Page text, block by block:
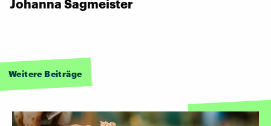
Johanna Sagmeister
Weitere Beiträge